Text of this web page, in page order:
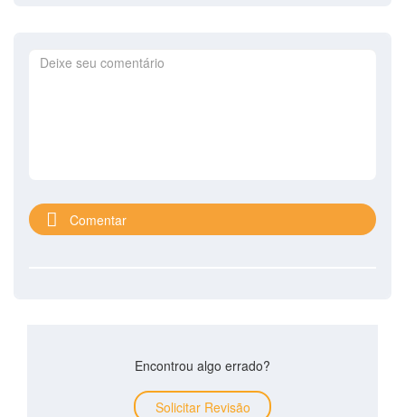
Comentar
Encontrou algo errado?
Solicitar Revisão